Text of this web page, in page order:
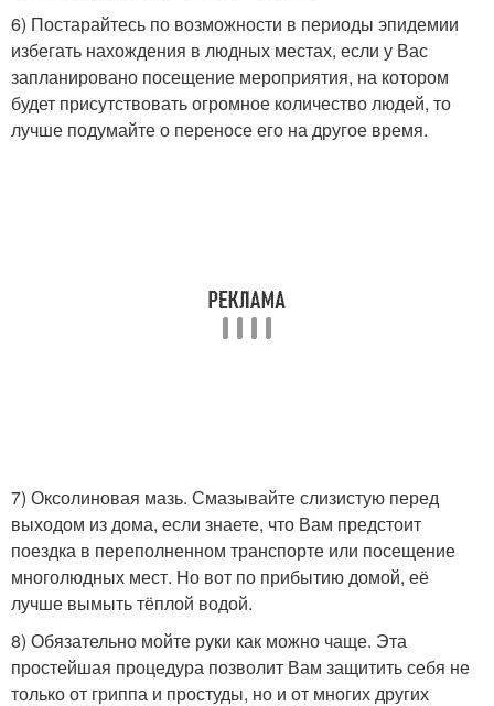
6) Постарайтесь по возможности в периоды эпидемии
избегать нахождения в людных местах, если у Вас
запланировано посещение мероприятия, на котором
будет присутствовать огромное количество людей, то
лучше подумайте о переносе его на другое время.
7) Оксолиновая мазь. Смазывайте слизистую перед
выходом из дома, если знаете, что Вам предстоит
поездка в переполненном транспорте или посещение
многолюдных мест. Но вот по прибытию домой, её
лучше вымыть тёплой водой.
8) Обязательно мойте руки как можно чаще. Эта
простейшая процедура позволит Вам защитить себя не
только от гриппа и простуды, но и от многих других